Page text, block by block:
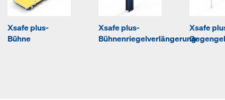
Xsafe plus-
Bühne
Xsafe plus-
Bühnenriegelverlängerung
Xsafe